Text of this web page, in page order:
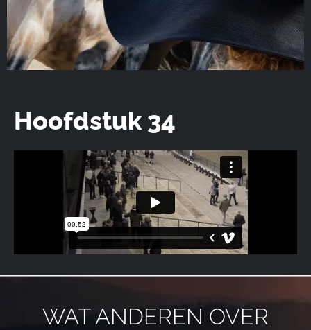
Hoofdstuk 34
WAT ANDEREN OVER